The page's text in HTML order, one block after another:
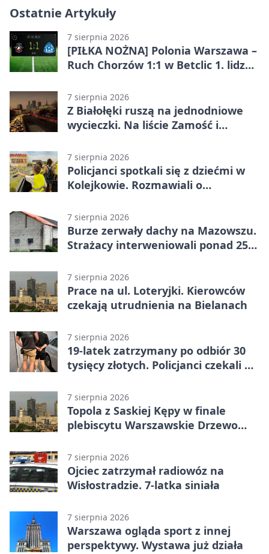
Ostatnie Artykuły
7 sierpnia 2026
[PIŁKA NOŻNA] Polonia Warszawa –
Ruch Chorzów 1:1 w Betclic 1. lidze.
7 sierpnia 2026
Z Białołęki ruszą na jednodniowe
wycieczki. Na liście Zamość i
7 sierpnia 2026
Policjanci spotkali się z dziećmi w
Kolejkowie. Rozmawiali o
7 sierpnia 2026
Burze zerwały dachy na Mazowszu.
Strażacy interweniowali ponad 250
7 sierpnia 2026
Prace na ul. Loteryjki. Kierowców
czekają utrudnienia na Bielanach
7 sierpnia 2026
19-latek zatrzymany po odbiór 30
tysięcy złotych. Policjanci czekali w
7 sierpnia 2026
Topola z Saskiej Kępy w finale
plebiscytu Warszawskie Drzewo
7 sierpnia 2026
Ojciec zatrzymał radiowóz na
Wisłostradzie. 7-latka siniała
7 sierpnia 2026
Warszawa ogląda sport z innej
perspektywy. Wystawa już działa